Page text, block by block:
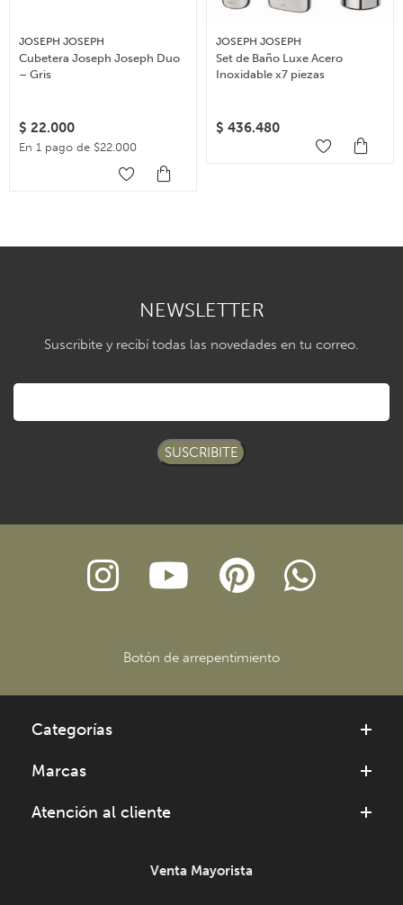
JOSEPH JOSEPH
Cubetera Joseph Joseph Duo
– Gris
$ 22.000
En 1 pago de $22.000
JOSEPH JOSEPH
Set de Baño Luxe Acero
Inoxidable x7 piezas
$ 436.480
NEWSLETTER
Suscribite y recibí todas las novedades en tu correo.
SUSCRIBITE
Botón de arrepentimiento
Categorías
Marcas
Atención al cliente
Venta Mayorista